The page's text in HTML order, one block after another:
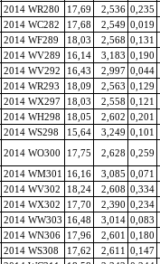
2014 WR280 17,69 2,536 0,235
2014 WC282 17,68 2,549 0,019
2014 WF289 18,03 2,568 0,131
2014 WV289 16,14 3,183 0,190
2014 WV292 16,43 2,997 0,044
2014 WR293 18,09 2,563 0,129
2014 WX297 18,03 2,558 0,121
2014 WH298 18,05 2,602 0,201
2014 WS298 15,64 3,249 0,101
2014 WO300 17,75 2,628 0,259
2014 WM301 16,16 3,085 0,071
2014 WV302 18,24 2,608 0,334
2014 WX302 17,70 2,390 0,234
2014 WW303 16,48 3,014 0,083
2014 WN306 17,96 2,601 0,180
2014 WS308 17,62 2,611 0,147